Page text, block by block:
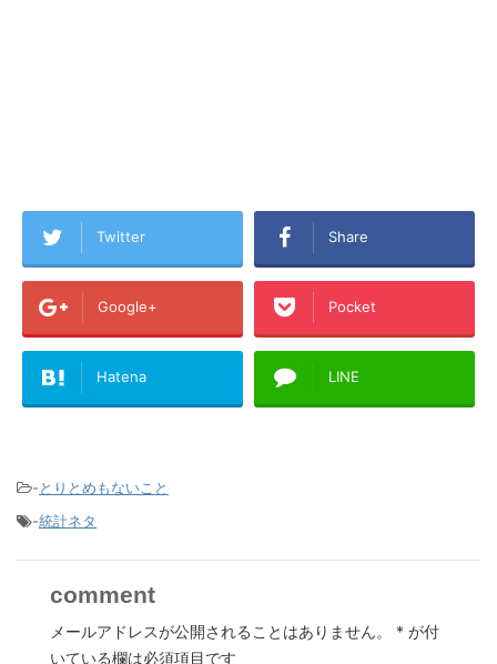
Twitter Share
Google+ Pocket
Hatena LINE
-とりとめもないこと
-統計ネタ
comment
メールアドレスが公開されることはありません。 * が付
いている欄は必須項目です